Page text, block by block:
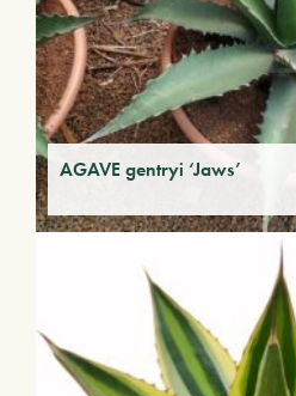
AGAVE gentryi ‘Jaws’